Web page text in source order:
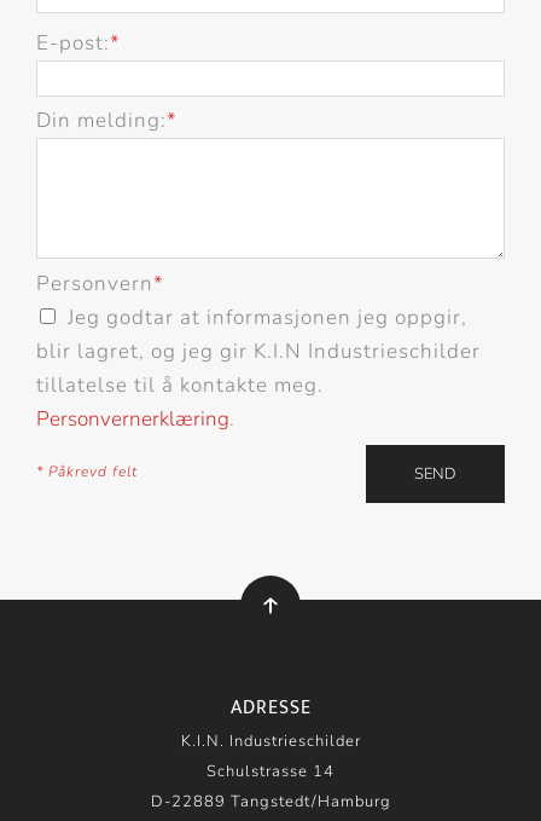
E-post:*
Din melding:*
Personvern*
blir lagret, og jeg gir K.I.N Industrieschilder
tillatelse til å kontakte meg.
Personvernerklæring.
* Påkrevd felt
ADRESSE
K.I.N. Industrieschilder
Schulstrasse 14
D-22889 Tangstedt/Hamburg